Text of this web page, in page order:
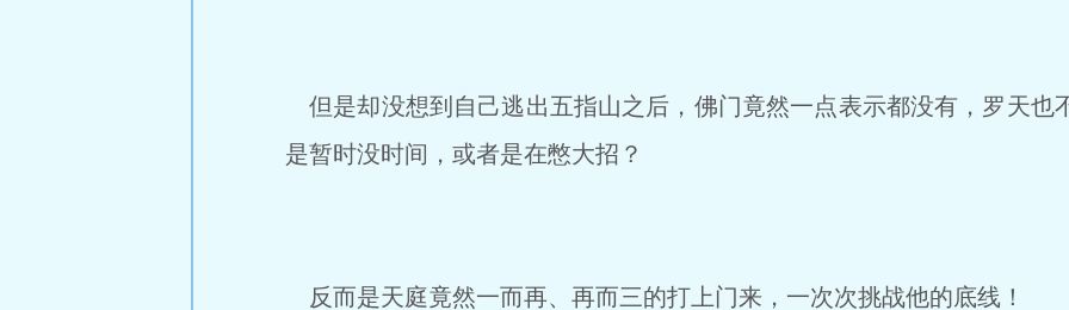
但是却没想到自己逃出五指山之后，佛门竟然一点表示都没有，罗天也
是暂时没时间，或者是在憋大招？
反而是天庭竟然一而再、再而三的打上门来，一次次挑战他的底线！